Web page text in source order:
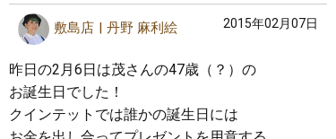
敷島店 丹野 麻利絵 2015年02月07日
昨日の2月6日は茂さんの47歳（？）の
お誕生日でした！
クインテットでは誰かの誕生日には